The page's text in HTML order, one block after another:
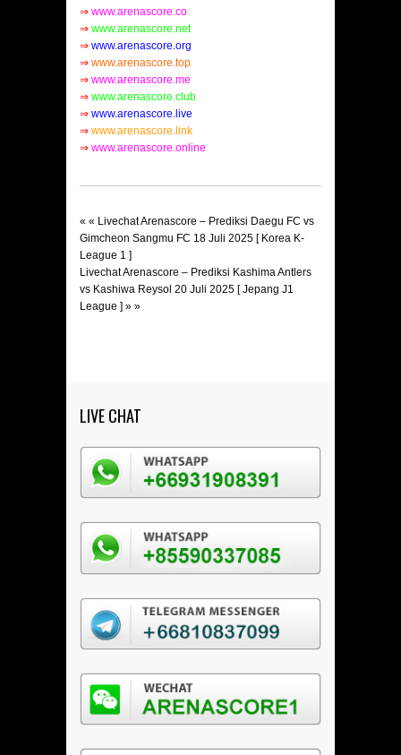
⇒ www.arenascore.co
⇒ www.arenascore.net
⇒ www.arenascore.org
⇒ www.arenascore.top
⇒ www.arenascore.me
⇒ www.arenascore.club
⇒ www.arenascore.live
⇒ www.arenascore.link
⇒ www.arenascore.online
« « Livechat Arenascore – Prediksi Daegu FC vs
Gimcheon Sangmu FC 18 Juli 2025 [ Korea K-
League 1 ]
Livechat Arenascore – Prediksi Kashima Antlers
vs Kashiwa Reysol 20 Juli 2025 [ Jepang J1
League ] » »
LIVE CHAT